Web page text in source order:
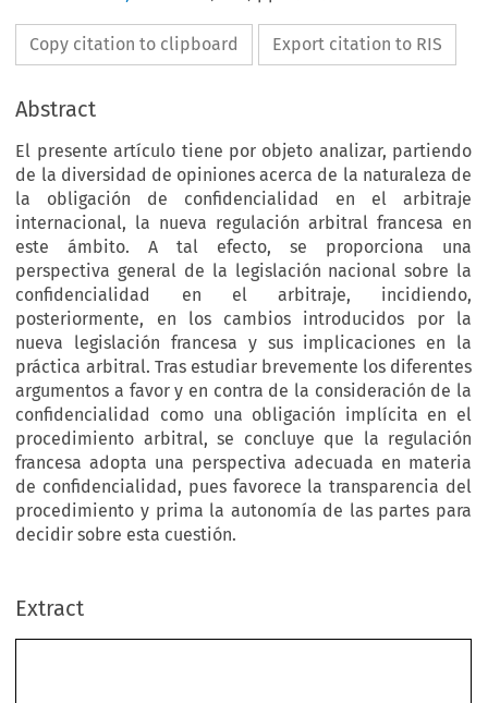
Copy citation to clipboard Export citation to RIS
Abstract
El presente artículo tiene por objeto analizar, partiendo
de la diversidad de opiniones acerca de la naturaleza de
la obligación de confidencialidad en el arbitraje
internacional, la nueva regulación arbitral francesa en
este ámbito. A tal efecto, se proporciona una
perspectiva general de la legislación nacional sobre la
confidencialidad en el arbitraje, incidiendo,
posteriormente, en los cambios introducidos por la
nueva legislación francesa y sus implicaciones en la
práctica arbitral. Tras estudiar brevemente los diferentes
argumentos a favor y en contra de la consideración de la
confidencialidad como una obligación implícita en el
procedimiento arbitral, se concluye que la regulación
francesa adopta una perspectiva adecuada en materia
de confidencialidad, pues favorece la transparencia del
procedimiento y prima la autonomía de las partes para
decidir sobre esta cuestión.
Extract